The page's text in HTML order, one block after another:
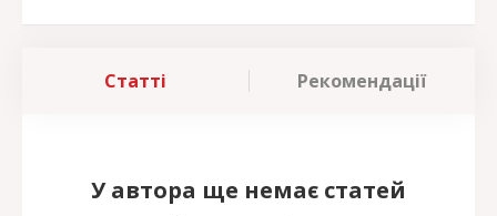
Статті Рекомендації
У автора ще немає статей